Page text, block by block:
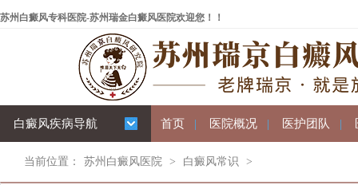
苏州白癜风专科医院-苏州瑞金白癜风医院欢迎您！！
白癜风疾病导航 首页 | 医院概况 | 医护团队 |
当前位置： 苏州白癜风医院 > 白癜风常识 >